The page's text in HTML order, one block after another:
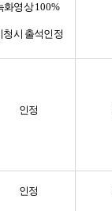
화영상 100%
청시 출석인정
인정
인정